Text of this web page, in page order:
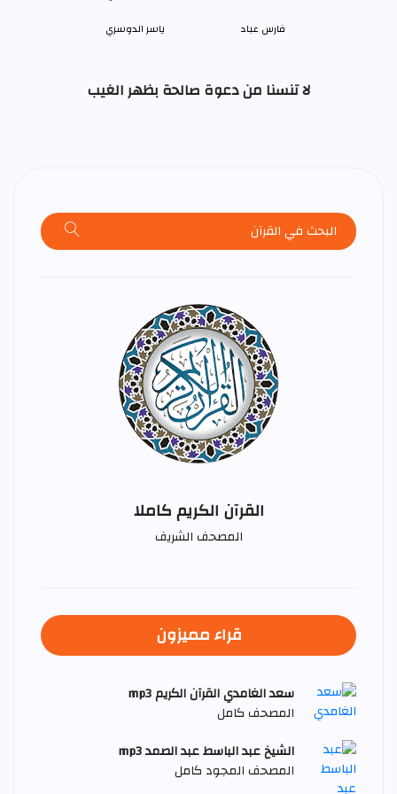
فارس عباد ياسر الدوسري
لا تنسنا من دعوة صالحة بظهر الغيب
القرآن الكريم كاملا
المصحف الشريف
قراء مميزون
سعد الغامدي القرآن الكريم mp3
المصحف كامل
الشيخ عبد الباسط عبد الصمد mp3
المصحف المجود كامل